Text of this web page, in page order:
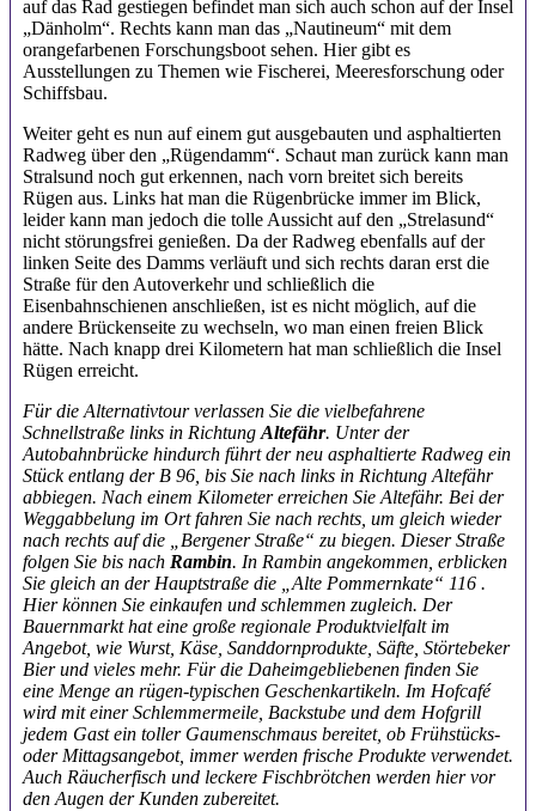
auf das Rad gestiegen befindet man sich auch schon auf der Insel
„Dänholm“. Rechts kann man das „Nautineum“ mit dem
orangefarbenen Forschungsboot sehen. Hier gibt es
Ausstellungen zu Themen wie Fischerei, Meeresforschung oder
Schiffsbau.
Weiter geht es nun auf einem gut ausgebauten und asphaltierten
Radweg über den „Rügendamm“. Schaut man zurück kann man
Stralsund noch gut erkennen, nach vorn breitet sich bereits
Rügen aus. Links hat man die Rügenbrücke immer im Blick,
leider kann man jedoch die tolle Aussicht auf den „Strelasund“
nicht störungsfrei genießen. Da der Radweg ebenfalls auf der
linken Seite des Damms verläuft und sich rechts daran erst die
Straße für den Autoverkehr und schließlich die
Eisenbahnschienen anschließen, ist es nicht möglich, auf die
andere Brückenseite zu wechseln, wo man einen freien Blick
hätte. Nach knapp drei Kilometern hat man schließlich die Insel
Rügen erreicht.
Für die Alternativtour verlassen Sie die vielbefahrene
Schnellstraße links in Richtung Altefähr. Unter der
Autobahnbrücke hindurch führt der neu asphaltierte Radweg ein
Stück entlang der B 96, bis Sie nach links in Richtung Altefähr
abbiegen. Nach einem Kilometer erreichen Sie Altefähr. Bei der
Weggabbelung im Ort fahren Sie nach rechts, um gleich wieder
nach rechts auf die „Bergener Straße“ zu biegen. Dieser Straße
folgen Sie bis nach Rambin. In Rambin angekommen, erblicken
Sie gleich an der Hauptstraße die „Alte Pommernkate“ 116 .
Hier können Sie einkaufen und schlemmen zugleich. Der
Bauernmarkt hat eine große regionale Produktvielfalt im
Angebot, wie Wurst, Käse, Sanddornprodukte, Säfte, Störtebeker
Bier und vieles mehr. Für die Daheimgebliebenen finden Sie
eine Menge an rügen-typischen Geschenkartikeln. Im Hofcafé
wird mit einer Schlemmermeile, Backstube und dem Hofgrill
jedem Gast ein toller Gaumenschmaus bereitet, ob Frühstücks-
oder Mittagsangebot, immer werden frische Produkte verwendet.
Auch Räucherfisch und leckere Fischbrötchen werden hier vor
den Augen der Kunden zubereitet.